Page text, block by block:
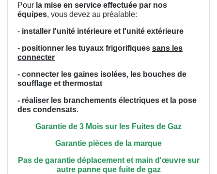
Pour la mise en service effectuée par nos
équipes, vous devez au préalable:
- installer l'unité intérieure et l'unité extérieure
- positionner les tuyaux frigorifiques sans les
connecter
- connecter les gaines isolées, les bouches de
soufflage et thermostat
- réaliser les branchements électriques et la pose
des condensats.
Garantie de 3 Mois sur les Fuites de Gaz
Garantie pièces de la marque
Pas de garantie déplacement et main d'œuvresur
autre panne que fuite de gaz